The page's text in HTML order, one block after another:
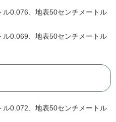
0.076、地表50センチメートル
0.069、地表50センチメートル
0.072、地表50センチメートル